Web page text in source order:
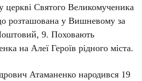
церкві Святого Великомученика
розташована уВишневому за
9. Поховають
наАлеї Героїв рідного міста.
Атаманенко народився 19